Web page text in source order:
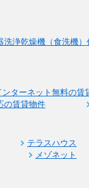
洗浄乾燥機（食洗機
ンターネット無料の賃
の賃貸物件
テラスハウス
メゾネット